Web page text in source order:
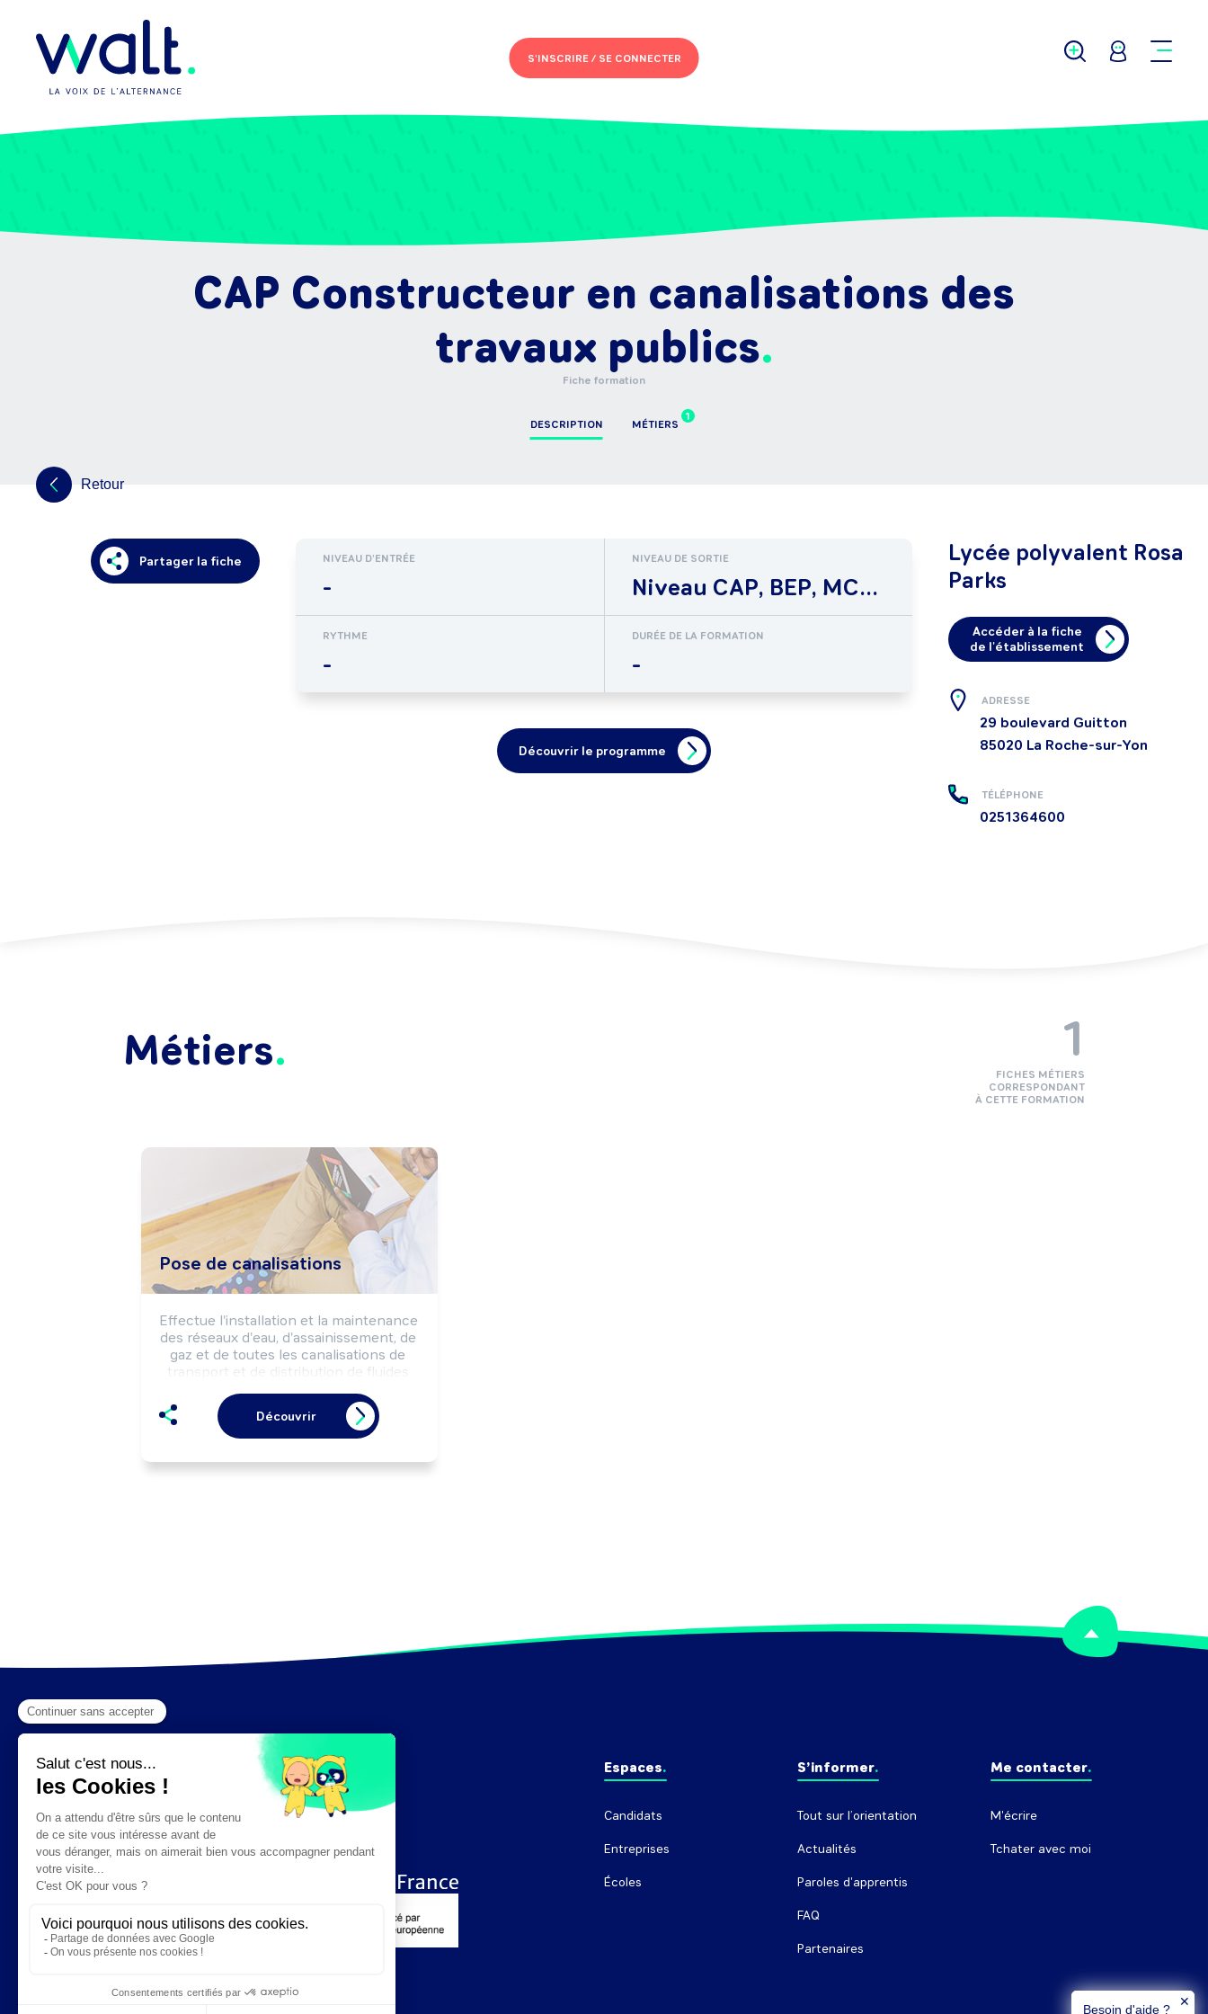
S'INSCRIRE /SE CONNECTER
CAP Constructeur en canalisations des
travaux publics
Fiche formation
DESCRIPTION
1
MÉTIERS
Retour
Partager la fiche NIVEAU D'ENTRÉE
-
NIVEAU DE SORTIE
Niveau CAP, BEP, MC...
RYTHME
-
DURÉE DE LA FORMATION
-
Découvrir le programme
Lycée polyvalent Rosa
Parks
Accéder à la fiche
de l'établissement
ADRESSE
29 boulevard Guitton
85020 La Roche-sur-Yon
TÉLÉPHONE
0251364600
Métiers
Pose de canalisations
Effectue l'installation et la maintenance
des réseaux d'eau, d'assainissement, de
gaz et de toutes les canalisations de
transport et de distribution de fluides
Peut encadrer une équipe.
Découvrir
1
FICHES MÉTIERS
CORRESPONDANT
À CETTE FORMATION
Espaces
Candidats
Entreprises
Écoles
S’informer
Tout sur l’orientation
Actualités
Paroles d'apprentis
FAQ
Partenaires
Me contacter
M'écrire
Tchater avec moi
Besoin d'aide ?
✕